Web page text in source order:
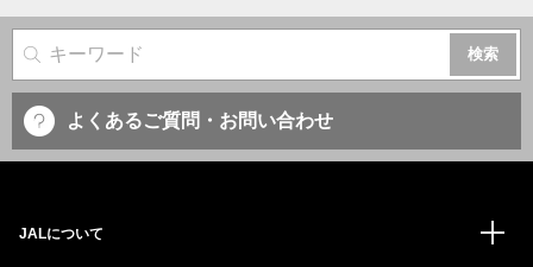
サイト内検索
よくあるご質問・お問い合わせ
JALについて